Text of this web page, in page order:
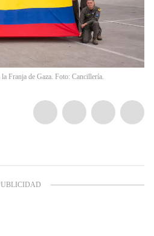
Franja de Gaza. Foto: Cancillería.